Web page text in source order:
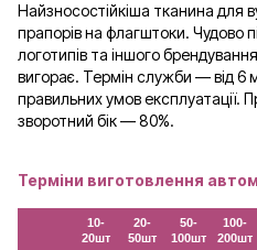
Найзносостійкіша тканина для
прапорів на флагштоки. Чудово
логотипів та іншого
вигорає. Термін служби — від 6
правильних умов експлуатації.
зворотний бік — 80%.
Терміни виготовлення
10-
20шт
20-
50шт
50-
100шт
100-
200шт